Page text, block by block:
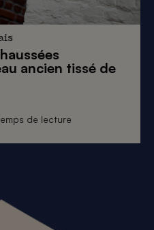
ancien tissé de
de lecture